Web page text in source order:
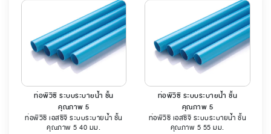
ท่อพีวีซี ระบบระบายน้ำ ชั้น
คุณภาพ 5
ท่อพีวีซี เอสซีจี ระบบระบายน้ำ ชั้น
คุณภาพ 5 40 มม.
ท่อพีวีซี ระบบระบายน้ำ ชั้น
คุณภาพ 5
ท่อพีวีซี เอสซีจี ระบบระบายน้ำ ชั้น
คุณภาพ 5 55 มม.